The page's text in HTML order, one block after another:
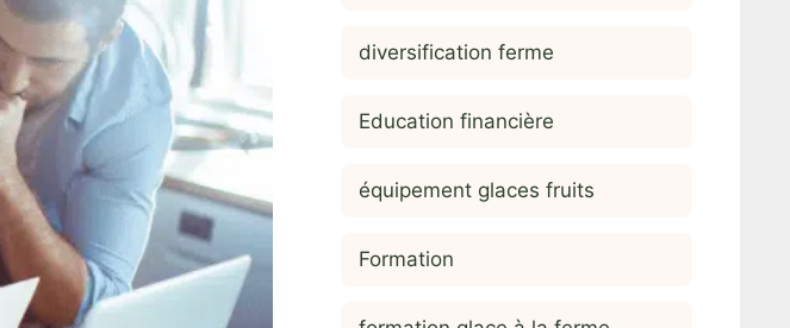
diversification ferme
Education financière
équipement glaces fruits
Formation